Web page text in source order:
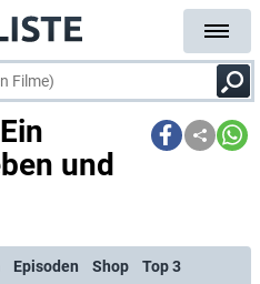
und
Episoden Shop Top 3